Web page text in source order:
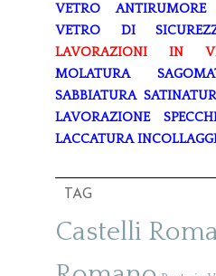
VETRO ANTIRUMORE
VETRO DI
LAVORAZIONI IN
MOLATURA
SABBIATURA
LAVORAZIONE
LACCATURA
TAG
Castelli